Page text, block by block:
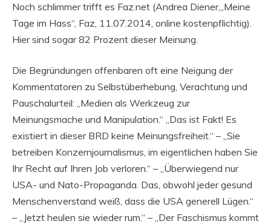
Noch schlimmer trifft es Faz.net (Andrea Diener,„Meine
Tage im Hass“, Faz, 11.07.2014, online kostenpflichtig).
Hier sind sogar 82 Prozent dieser Meinung.
Die Begründungen offenbaren oft eine Neigung der
Kommentatoren zu Selbstüberhebung, Verachtung und
Pauschalurteil: „Medien als Werkzeug zur
Meinungsmache und Manipulation.“ „Das ist Fakt! Es
existiert in dieser BRD keine Meinungsfreiheit.“ – „Sie
betreiben Konzernjournalismus, im eigentlichen haben Sie
Ihr Recht auf Ihren Job verloren.“ – „Überwiegend nur
USA- und Nato-Propaganda. Das, obwohl jeder gesund
Menschenverstand weiß, dass die USA generell Lügen.“
– „Jetzt heulen sie wieder rum.“ – „Der Faschismus kommt